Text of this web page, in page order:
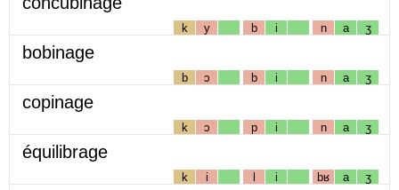
k y b i n a ʒ
bobinage
b ɔ b i n a ʒ
copinage
k ɔ p i n a ʒ
équilibrage
k i l i bʁ a ʒ